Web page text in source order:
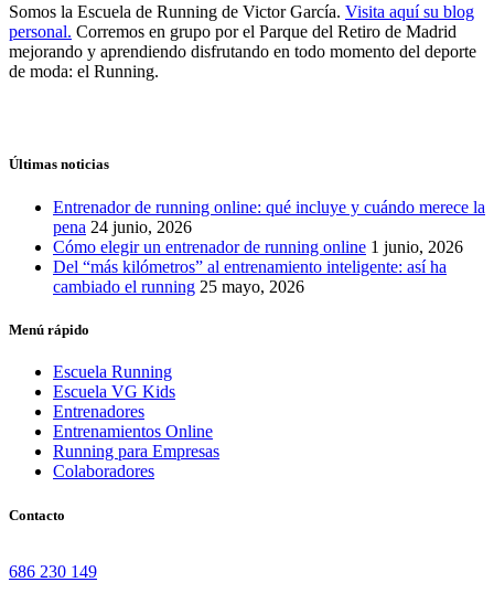
Somos la Escuela de Running de Victor García. Visita aquí su blog
personal. Corremos en grupo por el Parque del Retiro de Madrid
mejorando y aprendiendo disfrutando en todo momento del deporte
de moda: el Running.
Últimas noticias
Entrenador de running online: qué incluye y cuándo merece la
pena 24 junio, 2026
Cómo elegir un entrenador de running online 1 junio, 2026
Del “más kilómetros” al entrenamiento inteligente: así ha
cambiado el running 25 mayo, 2026
Menú rápido
Escuela Running
Escuela VG Kids
Entrenadores
Entrenamientos Online
Running para Empresas
Colaboradores
Contacto
686 230 149